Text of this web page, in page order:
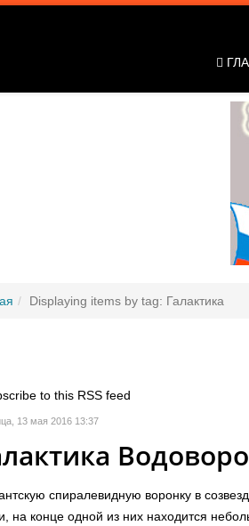
Displaying items by tag: Галактика
to this RSS feed
13 мая 2016 13:37
спиралевидную воронку в
на конце одной из них находится